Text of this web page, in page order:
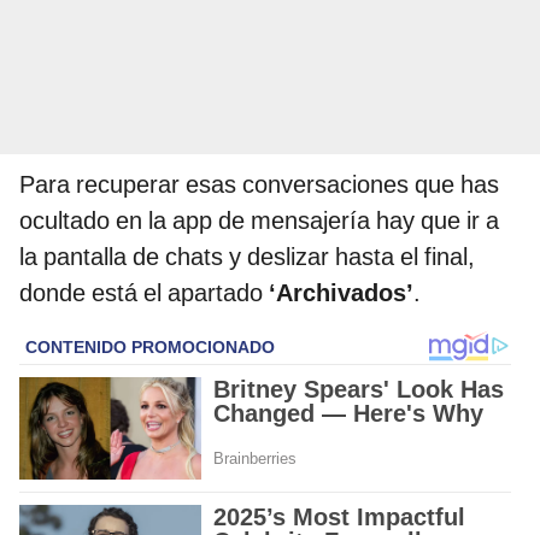
Para recuperar esas conversaciones que has
ocultado en la app de mensajería hay que ir a
la pantalla de chats y deslizar hasta el final,
donde está el apartado ‘Archivados’.